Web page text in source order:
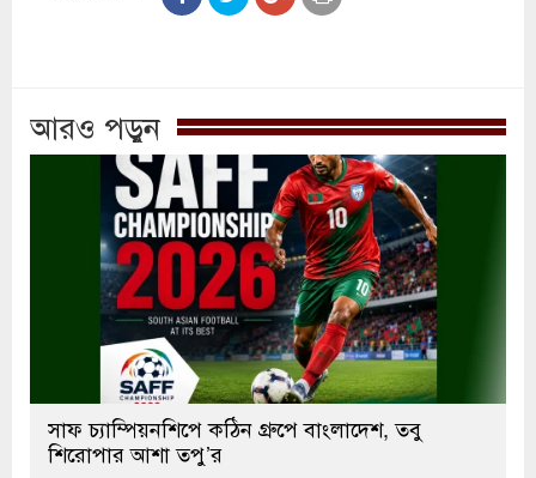
আরও পড়ুন
সাফ চ্যাম্পিয়নশিপে কঠিন গ্রুপে বাংলাদেশ, তবু
শিরোপার আশা তপু’র